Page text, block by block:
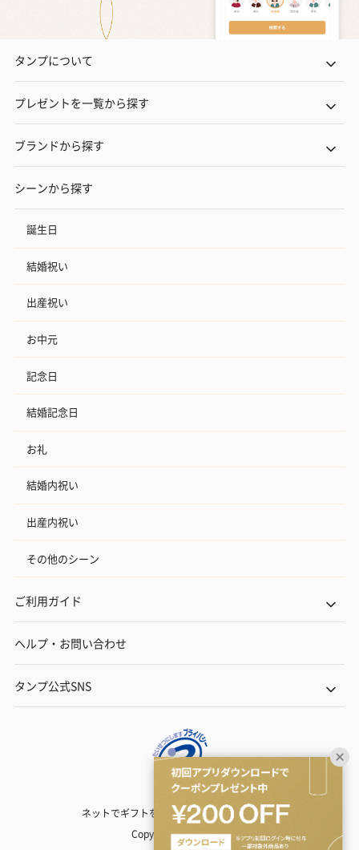
タンプについて
プレゼントを一覧から探す
ブランドから探す
シーンから探す
誕生日
結婚祝い
出産祝い
お中元
記念日
結婚記念日
お礼
結婚内祝い
出産内祝い
その他のシーン
ご利用ガイド
ヘルプ・お問い合わせ
タンプ公式SNS
ネットでギフトを贈るなら | TANP（タンプ）
Copyright© TANP Inc.